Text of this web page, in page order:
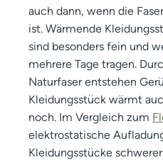
auch dann, wenn die
ist. Wärmende
sind besonders fein und
mehrere Tage tragen.
Naturfaser entstehen
Kleidungsstück wärmt
noch. Im Vergleich zum
elektrostatische
Kleidungsstücke